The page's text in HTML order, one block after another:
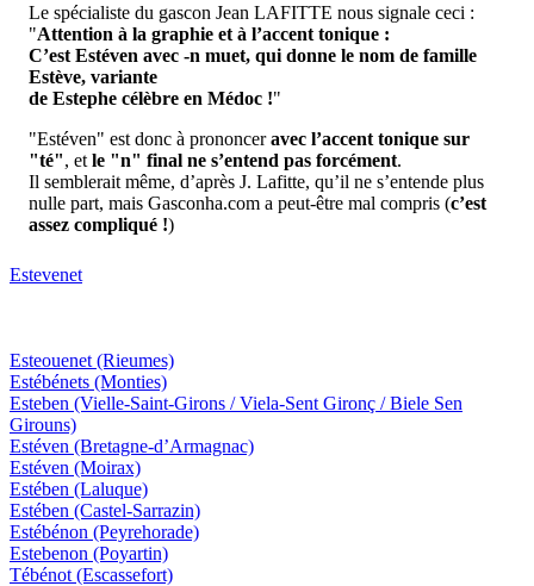
Le spécialiste du gascon Jean LAFITTE nous signale ceci :
"Attention à la graphie et à l’accent tonique :
C’est Estéven avec -n muet, qui donne le nom de famille
Estève, variante
de Estephe célèbre en Médoc !"
"Estéven" est donc à prononceravec l’accent tonique sur
"té", et le "n" final ne s’entend pas forcément.
Il semblerait même, d’après J. Lafitte, qu’il ne s’entende plus
nulle part, mais Gasconha.com a peut-être mal compris (c’est
assez compliqué !)
Estevenet
Esteouenet (Rieumes)
Estébénets (Monties)
Esteben (Vielle-Saint-Girons / Viela-Sent Gironç / Biele Sen
Girouns)
Estéven (Bretagne-d’Armagnac)
Estéven (Moirax)
Estében (Laluque)
Estében (Castel-Sarrazin)
Estébénon (Peyrehorade)
Estebenon (Poyartin)
Tébénot (Escassefort)